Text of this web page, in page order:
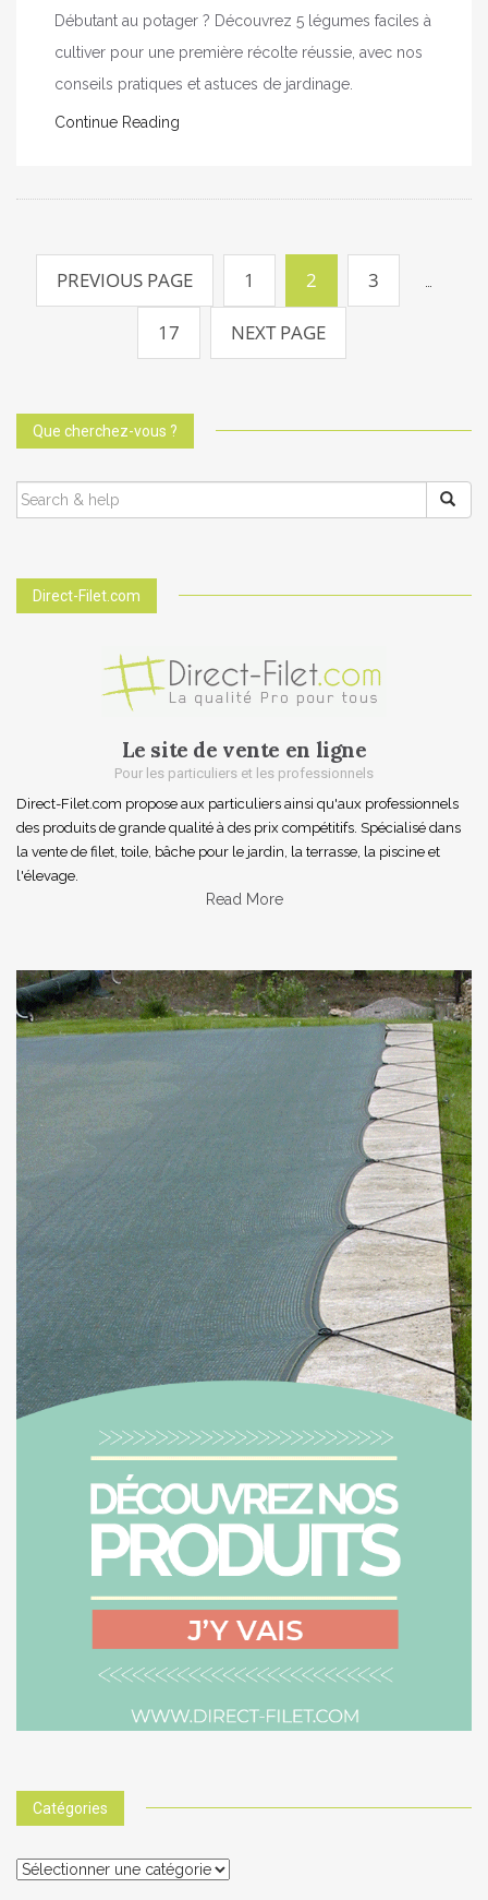
Débutant au potager ? Découvrez 5 légumes faciles à
cultiver pour une première récolte réussie, avec nos
conseils pratiques et astuces de jardinage.
Continue Reading
Pagination
des
publications
PREVIOUS PAGE 1 2 3 …
17 NEXT PAGE
Que cherchez-vous ?
SEARCH
FOR:
Direct-Filet.com
Le site de vente en ligne
Pour les particuliers et les professionnels
Direct-Filet.com propose aux particuliers ainsi qu'aux professionnels
des produits de grande qualité à des prix compétitifs. Spécialisé dans
la vente de filet, toile, bâche pour le jardin, la terrasse, la piscine et
l'élevage.
Read More
Catégories
Catégories